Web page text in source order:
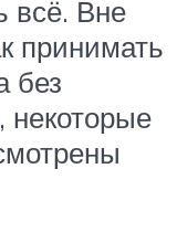
всё. Вне
принимать
без
некоторые